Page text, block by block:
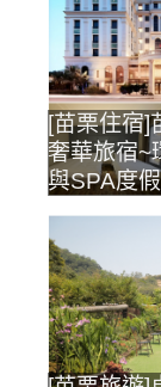
[苗栗住宿]
奢華旅宿~
與SPA度